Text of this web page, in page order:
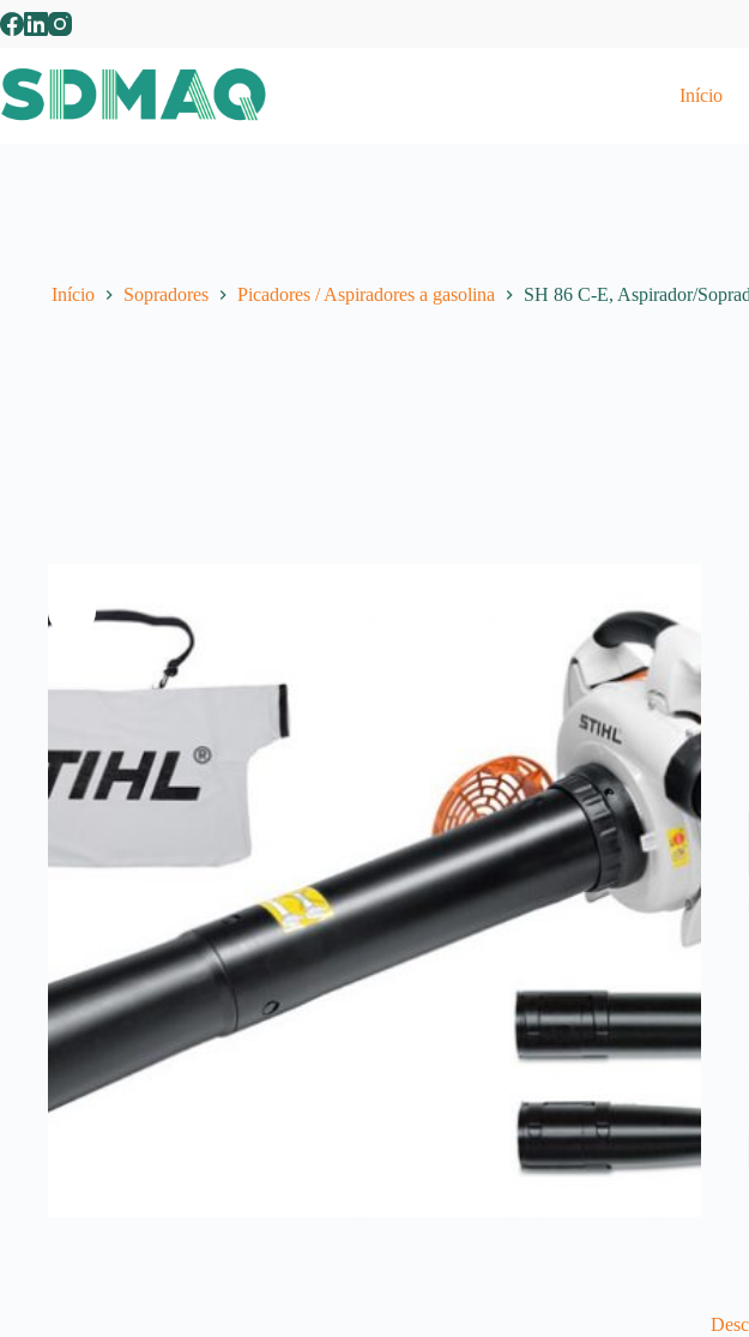
Pular
para
conteúdo
Início
Início Sopradores Picadores / Aspiradores a gasolina SH 86 C-E, Aspirador/